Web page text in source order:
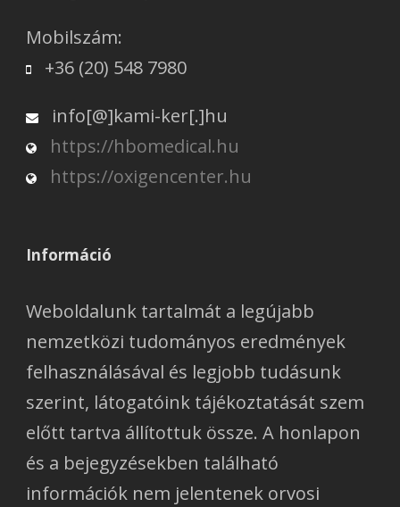
Mobilszám:
+36 (20) 548 7980
info[@]kami-ker[.]hu
https://hbomedical.hu
https://oxigencenter.hu
Információ
Weboldalunk tartalmát a legújabb
nemzetközi tudományos eredmények
felhasználásával és legjobb tudásunk
szerint, látogatóink tájékoztatását szem
előtt tartva állítottuk össze. A honlapon
és a bejegyzésekben található
információk nem jelentenek orvosi